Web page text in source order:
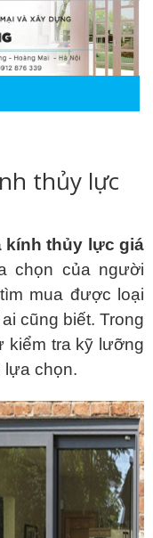
thủy lực
kính thủy lực giá
chọn của người
mua được loại
cũng biết. Trong
kiểm tra kỹ lưỡng
lựa chọn.